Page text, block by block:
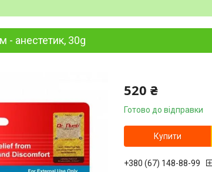
- анестетик, 30g
520 ₴
Готово до відправки
Купити
+380 (67) 148-88-99